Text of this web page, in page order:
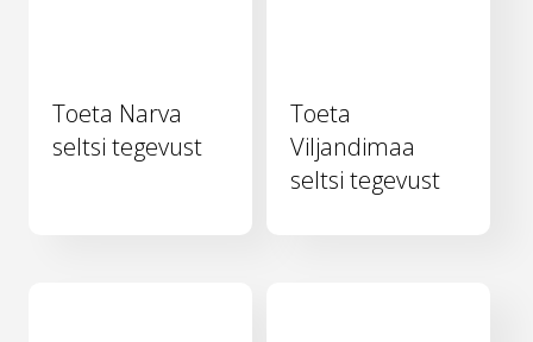
Toeta Narva
seltsi tegevust
Toeta
Viljandimaa
seltsi tegevust